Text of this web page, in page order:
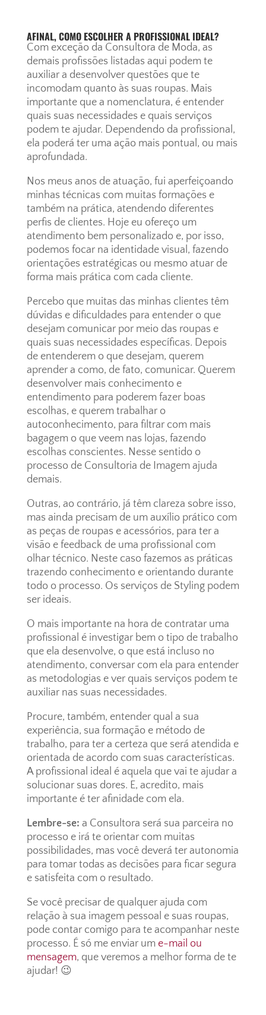
AFINAL, COMO ESCOLHER A PROFISSIONAL IDEAL?
Com exceção da Consultora de Moda, as
demais profissões listadas aqui podem te
auxiliar a desenvolver questões que te
incomodam quanto às suas roupas. Mais
importante que a nomenclatura, é entender
quais suas necessidades e quais serviços
podem te ajudar. Dependendo da profissional,
ela poderá ter uma ação mais pontual, ou mais
aprofundada.
Nos meus anos de atuação, fui aperfeiçoando
minhas técnicas com muitas formações e
também na prática, atendendo diferentes
perfis de clientes. Hoje eu ofereço um
atendimento bem personalizado e, por isso,
podemos focar na identidade visual, fazendo
orientações estratégicas ou mesmo atuar de
forma mais prática com cada cliente.
Percebo que muitas das minhas clientes têm
dúvidas e dificuldades para entender o que
desejam comunicar por meio das roupas e
quais suas necessidades específicas. Depois
de entenderem o que desejam, querem
aprender a como, de fato, comunicar. Querem
desenvolver mais conhecimento e
entendimento para poderem fazer boas
escolhas, e querem trabalhar o
autoconhecimento, para filtrar com mais
bagagem o que veem nas lojas, fazendo
escolhas conscientes. Nesse sentido o
processo de Consultoria de Imagem ajuda
demais.
Outras, ao contrário, já têm clareza sobre isso,
mas ainda precisam de um auxílio prático com
as peças de roupas e acessórios, para ter a
visão e feedback de uma profissional com
olhar técnico. Neste caso fazemos as práticas
trazendo conhecimento e orientando durante
todo o processo. Os serviços de Styling podem
ser ideais.
O mais importante na hora de contratar uma
profissional é investigar bem o tipo de trabalho
que ela desenvolve, o que está incluso no
atendimento, conversar com ela para entender
as metodologias e ver quais serviços podem te
auxiliar nas suas necessidades.
Procure, também, entender qual a sua
experiência, sua formação e método de
trabalho, para ter a certeza que será atendida e
orientada de acordo com suas características.
A profissional ideal é aquela que vai te ajudar a
solucionar suas dores. E, acredito, mais
importante é ter afinidade com ela.
Lembre-se: a Consultora será sua parceira no
processo e irá te orientar com muitas
possibilidades, mas você deverá ter autonomia
para tomar todas as decisões para ficar segura
e satisfeita com o resultado.
Se você precisar de qualquer ajuda com
relação à sua imagem pessoal e suas roupas,
pode contar comigo para te acompanhar neste
processo. É só me enviar um e-mail ou
mensagem, que veremos a melhor forma de te
ajudar! 😉